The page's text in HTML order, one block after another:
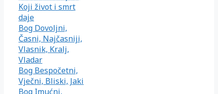
Koji život i smrt
daje
Bog Dovoljni,
Časni, Najčasniji,
Vlasnik, Kralj,
Vladar
Bog Bespočetni,
Vječni, Bliski, Jaki
Bog Imućni,